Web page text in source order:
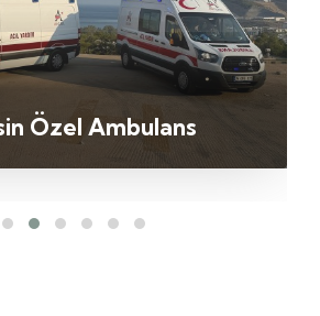
Özel Ambulans